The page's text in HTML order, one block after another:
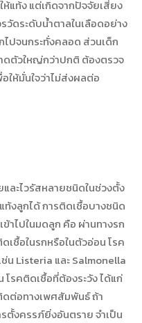
ห้แท้ง แต่เกิดจากปัจจัยเสี่ยง
ดระดับน้ำตาลในเลือดอย่าง
ปจนกระทั่งคลอด ส่วนเด็ก
ดตัวใหญ่กว่าปกติ ต้องตรวจ
ให้มั่นใจว่าไม่ส่งผลต่อ
ะไวรัสหลายชนิดในช่วงตั้ง
ท้งลูกได้ การติดเชื้อบางชนิด
าไปในมดลูก คือ ผ่านทางรก
เชื้อในรกหรือในตัวอ่อน โรค
น Listeria และ Salmonella
โรคติดเชื้อที่ต้องระวัง ได้แก่
ดต่อทางเพศสัมพันธ์ ถ้า
ตั้งครรภ์ยิ่งอันตราย จำเป็น